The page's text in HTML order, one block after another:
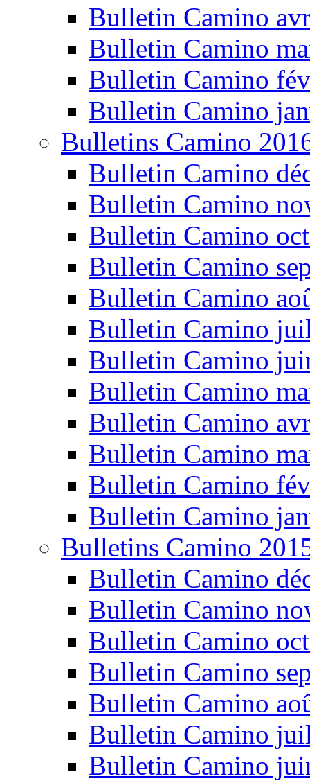
Bulletin Camino
Bulletin Camino
Bulletin Camino
Bulletin Camino
Bulletins Camino
Bulletin Camino
Bulletin Camino
Bulletin Camino
Bulletin Camino
Bulletin Camino
Bulletin Camino
Bulletin Camino
Bulletin Camino
Bulletin Camino
Bulletin Camino
Bulletin Camino
Bulletin Camino
Bulletins Camino
Bulletin Camino
Bulletin Camino
Bulletin Camino
Bulletin Camino
Bulletin Camino
Bulletin Camino
Bulletin Camino